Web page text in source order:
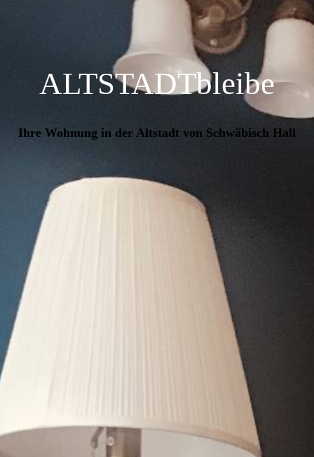
ALTSTADTbleibe
Ihre Wohnung in der Altstadt von Schwäbisch Hall